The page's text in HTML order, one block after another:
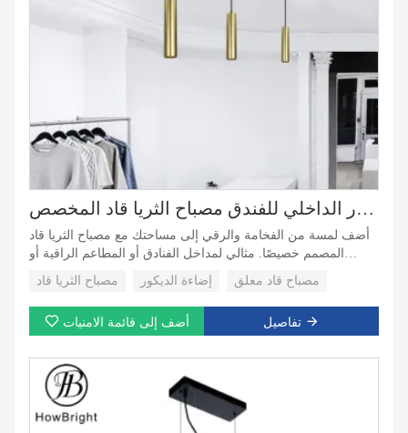
إضاءة الديكور الداخلي للفندق مصباح الثريا قاد المخصص
أضف لمسة من الفخامة والرقي إلى مساحتك مع مصباح الثريا قاد
المصمم خصيصًا. مثالي لمداخل الفنادق أو المطاعم الراقية أو
مصباح الثريا قاد إضاءة الديكور مصباح قاد معلق
أضف إلى قائمة الامنيات تفاصيل